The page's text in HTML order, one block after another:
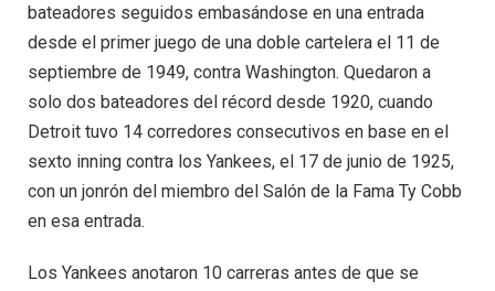
bateadores seguidos embasándose en una entrada
desde el primer juego de una doble cartelera el 11 de
septiembre de 1949, contra Washington. Quedaron a
solo dos bateadores del récord desde 1920, cuando
Detroit tuvo 14 corredores consecutivos en base en el
sexto inning contra los Yankees, el 17 de junio de 1925,
con un jonrón del miembro del Salón de la Fama Ty Cobb
en esa entrada.
Los Yankees anotaron 10 carreras antes de que se